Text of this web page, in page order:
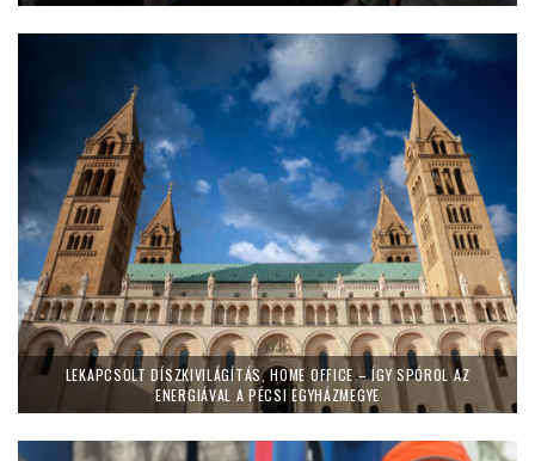
LEKAPCSOLT DÍSZKIVILÁGÍTÁS, HOME OFFICE – ÍGY SPÓROL AZ
ENERGIÁVAL A PÉCSI EGYHÁZMEGYE